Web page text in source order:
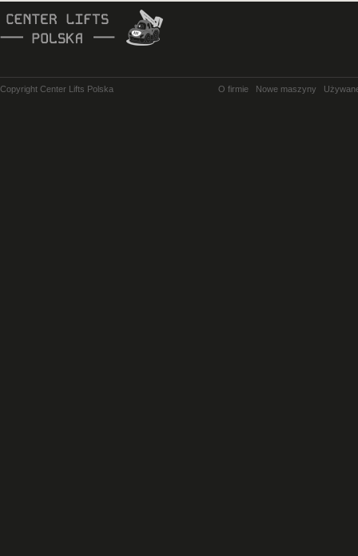
Copyright Center Lifts Polska O firmie Nowe maszyny